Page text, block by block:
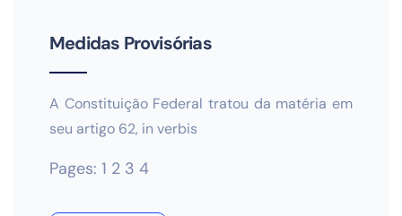
Medidas Provisórias
A Constituição Federal tratou da matéria em
seu artigo 62, in verbis
Pages: 1 2 3 4